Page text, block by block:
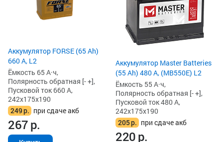
Аккумулятор FORSE (65 Ah)
660 А, L2
Ёмкость 65 А·ч,
Полярность обратная [- +],
Пусковой ток 660 А,
242x175x190
249р. при сдаче акб
267р.
Аккумулятор Master Batteries
(55 Ah) 480 А, (MB550E) L2
Ёмкость 55 А·ч,
Полярность обратная [- +],
Пусковой ток 480 А,
242x175x190
205р. при сдаче акб
220р.